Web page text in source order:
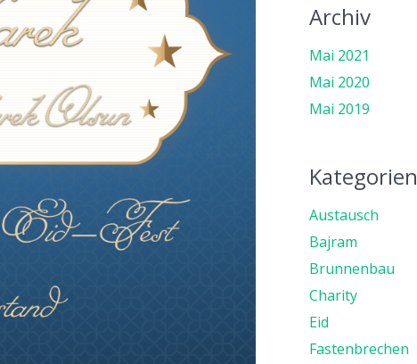
Archiv
Mai 2021
Mai 2020
Mai 2019
Kategorien
Austausch
Bajram
Brunnenbau
Charity
Eid
Fastenbrechen